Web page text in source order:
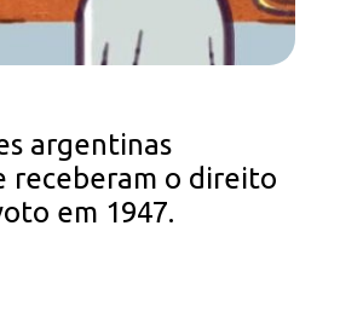
argentinas
receberam o direito
em 1947.